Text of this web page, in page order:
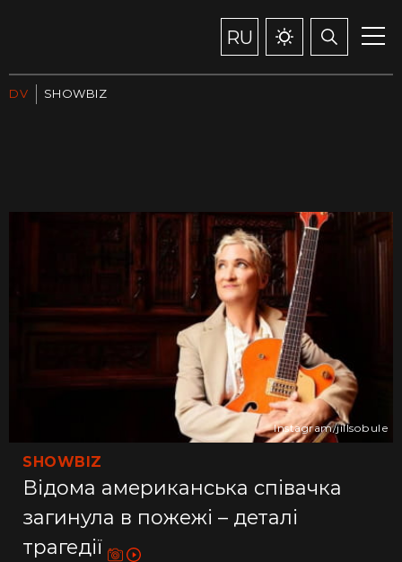
RU
DV SHOWBIZ
SHOWBIZ
Відома американська співачка
загинула в пожежі – деталі
трагедії
Іnstagram/jillsobule